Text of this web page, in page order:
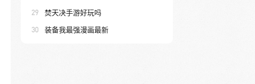
29 焚天决手游好玩吗
30 装备我最强漫画最新